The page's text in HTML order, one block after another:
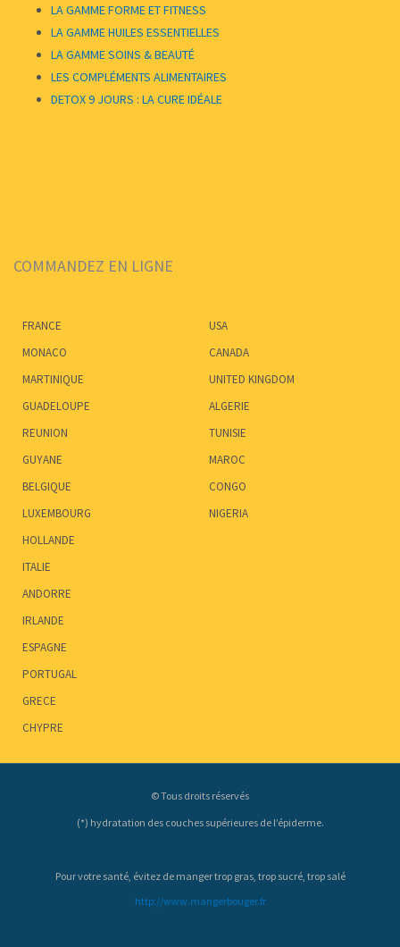
LA GAMME FORME ET FITNESS
LA GAMME HUILES ESSENTIELLES
LA GAMME SOINS & BEAUTÉ
LES COMPLÉMENTS ALIMENTAIRES
DETOX 9 JOURS : LA CURE IDÉALE
COMMANDEZ EN LIGNE
FRANCE
MONACO
MARTINIQUE
GUADELOUPE
REUNION
GUYANE
BELGIQUE
LUXEMBOURG
HOLLANDE
ITALIE
ANDORRE
IRLANDE
ESPAGNE
PORTUGAL
GRECE
CHYPRE
USA
CANADA
UNITED KINGDOM
ALGERIE
TUNISIE
MAROC
CONGO
NIGERIA
© Tous droits réservés
(*) hydratation des couches supérieures de l’épiderme.
Pour votre santé, évitez de manger trop gras, trop sucré, trop salé
http://www.mangerbouger.fr